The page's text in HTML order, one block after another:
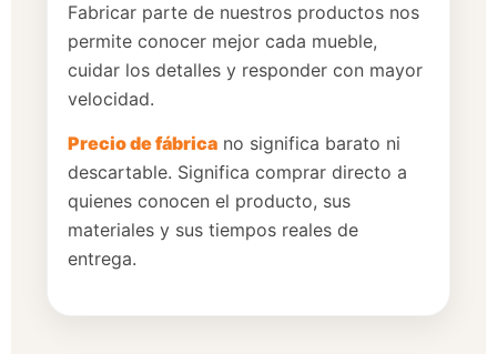
Fabricar parte de nuestros productos nos
permite conocer mejor cada mueble,
cuidar los detalles y responder con mayor
velocidad.
Precio de fábrica no significa barato ni
descartable. Significa comprar directo a
quienes conocen el producto, sus
materiales y sus tiempos reales de
entrega.